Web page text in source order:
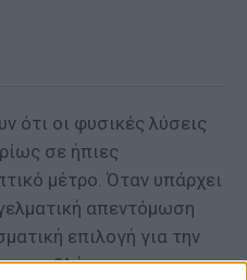
ότι οι φυσικές λύσεις
σε ήπιες
μέτρο. Όταν υπάρχει
απεντόμωση
επιλογή για την
προβλήματος.